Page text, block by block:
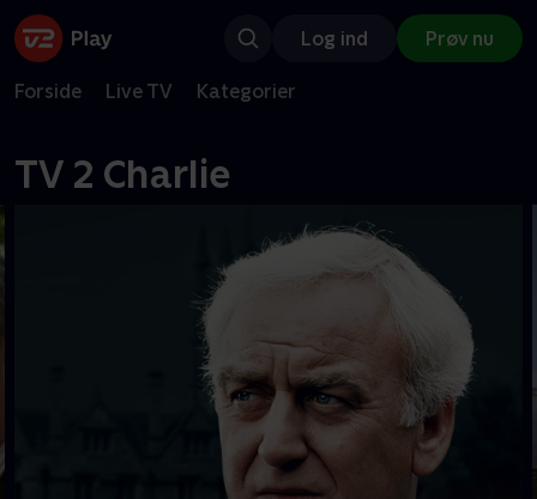
Log ind Prøv nu
Forside Live TV Kategorier
TV 2 Charlie